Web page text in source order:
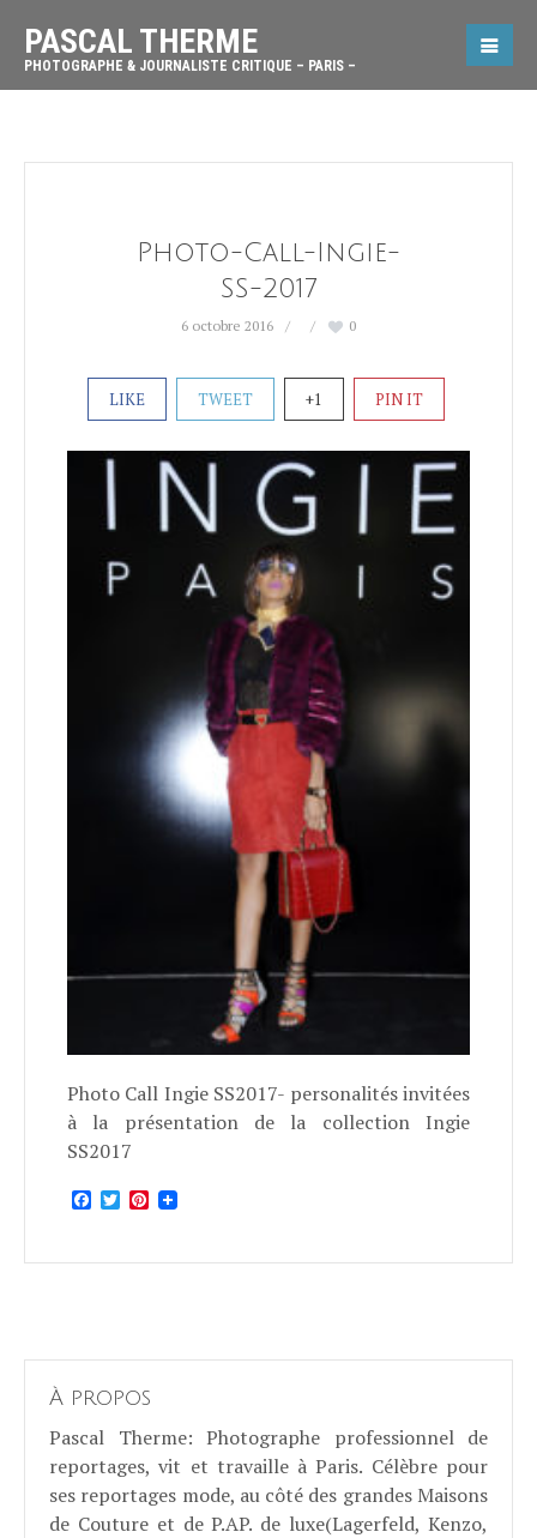
PASCAL THERME
PHOTOGRAPHE & JOURNALISTE CRITIQUE – PARIS –
Photo-Call-Ingie-
SS-2017
6 octobre 2016 0
LIKE TWEET +1 PIN IT
Photo Call Ingie SS2017- personalités invitées
à la présentation de la collection Ingie
SS2017
Facebook
TwitterPinterest
À propos
Pascal Therme: Photographe professionnel de
reportages, vit et travaille à Paris. Célèbre pour
ses reportages mode, au côté des grandes Maisons
de Couture et de P.AP. de luxe(Lagerfeld, Kenzo,